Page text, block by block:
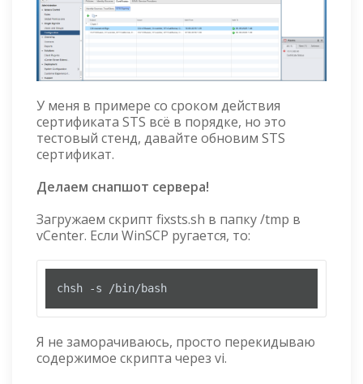
У меня в примере со сроком действия
сертификата STS всё в порядке, но это
тестовый стенд, давайте обновим STS
сертификат.
Делаем снапшот сервера!
Загружаем скрипт fixsts.sh в папку /tmp в
vCenter. Если WinSCP ругается, то:
chsh -s /bin/bash
Я не заморачиваюсь, просто перекидываю
содержимое скрипта через vi.